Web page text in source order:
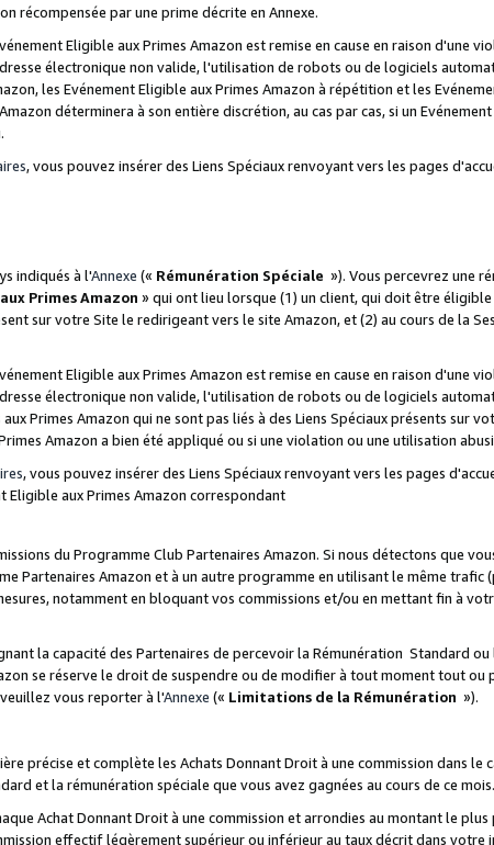
récompensée par une prime décrite en Annexe.
Eligible aux Primes Amazon est remise en cause en raison d'une
électronique non valide, l'utilisation de robots ou de logiciels
les Evénement Eligible aux Primes Amazon à répétition et les
déterminera à son entière discrétion, au cas par cas, si un
, vous pouvez insérer des Liens Spéciaux renvoyant vers les pages
indiqués à l'Annexe (« Rémunération Spéciale »). Vous percevrez une
Primes Amazon » qui ont lieu lorsque (1) un client, qui doit être éligible
sur votre Site le redirigeant vers le site Amazon, et (2) au cours de la
Eligible aux Primes Amazon est remise en cause en raison d'une
électronique non valide, l'utilisation de robots ou de logiciels
Primes Amazon qui ne sont pas liés à des Liens Spéciaux présents sur
Amazon a bien été appliqué ou si une violation ou une utilisation
, vous pouvez insérer des Liens Spéciaux renvoyant vers les pages
Eligible aux Primes Amazon correspondant
du Programme Club Partenaires Amazon. Si nous détectons que
Partenaires Amazon et à un autre programme en utilisant le même trafic
notamment en bloquant vos commissions et/ou en mettant fin à
la capacité des Partenaires de percevoir la Rémunération Standard ou
se réserve le droit de suspendre ou de modifier à tout moment tout ou
vous reporter à l'Annexe (« Limitations de la Rémunération »).
précise et complète les Achats Donnant Droit à une commission dans le
et la rémunération spéciale que vous avez gagnées au cours de ce mois.
Achat Donnant Droit à une commission et arrondies au montant le plus
effectif légèrement supérieur ou inférieur au taux décrit dans votre